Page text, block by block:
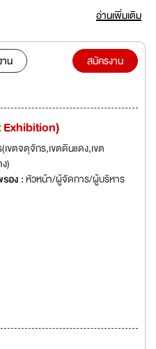
การนายกรัฐมนตรี งานจัด ประชุม
งสินค้า งานส่งเสริมการท่องเที่ยวและ
จากการจัดงานแล้ว เรายังมี
มูลค่าผลิตภัณฑ์ งานด้านการสื่อสาร
อและช่องทางการสื่อสารที่ครบวงจร
น มีความพร้อม และสามารถบูรณา
เพื่อเพิ่มประสิทธิภาพและเชื่อมโยง
อ่านเพิ่มเติม
น
สมัครงาน
ขตจตุจักร,เขตดินแดง,เขต
)
อง :หัวหน้า/ผู้จัดการ/ผู้บริหาร